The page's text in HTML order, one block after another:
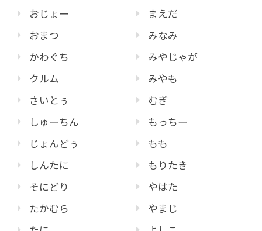
おじょー
おまつ
かわぐち
クルム
さいとぅ
しゅーちん
じょんどぅ
しんたに
そにどり
たかむら
まえだ
みなみ
みやじゃが
みやも
むぎ
もっちー
もも
もりたき
やはた
やまじ